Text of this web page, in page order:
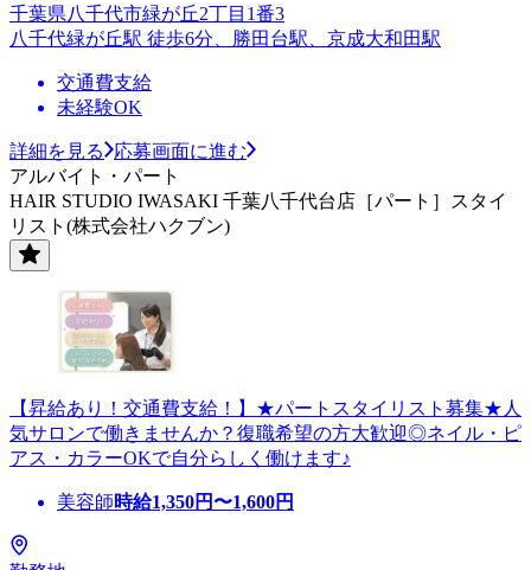
千葉県八千代市緑が丘2丁目1番3
八千代緑が丘駅 徒歩6分、勝田台駅、京成大和田駅
交通費支給
未経験OK
詳細を見る
応募画面に進む
アルバイト・パート
HAIR STUDIO IWASAKI 千葉八千代台店［パート］スタイ
リスト(株式会社ハクブン)
【昇給あり！交通費支給！】★パートスタイリスト募集★人
気サロンで働きませんか？復職希望の方大歓迎◎ネイル・ピ
アス・カラーOKで自分らしく働けます♪
美容師時給1,350円〜1,600円